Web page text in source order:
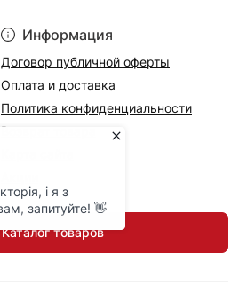
Информация
Договор публичной оферты
Оплата и доставка
Политика конфиденциальности
Возврат товара
Каталог товаров